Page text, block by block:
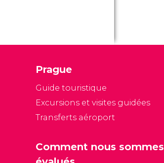
Prague
Guide touristique
Excursions et visites guidées
Transferts aéroport
Comment nous sommes